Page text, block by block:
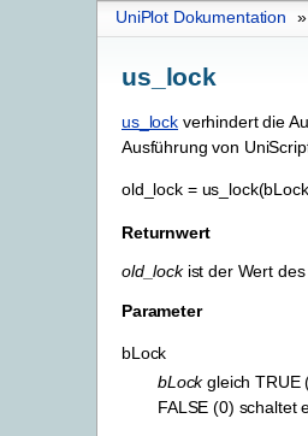
UniPlot Dokumentation »
us_lock
us_lock verhindert die
Ausführung von
old_lock =
Returnwert
old_lockist der Wert des
Parameter
bLock
bLockgleich TRUE
FALSE (0) schaltet